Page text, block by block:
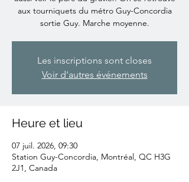
aux tourniquets du métro Guy-Concordia
sortie Guy. Marche moyenne.
Les inscriptions sont closes
Voir d'autres événements
Heure et lieu
07 juil. 2026, 09:30
Station Guy-Concordia, Montréal, QC H3G
2J1, Canada